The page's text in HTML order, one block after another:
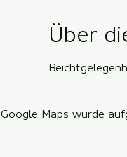
Über
Google Maps wurde